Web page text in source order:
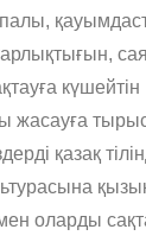
күшейтін
қазақ
оларды